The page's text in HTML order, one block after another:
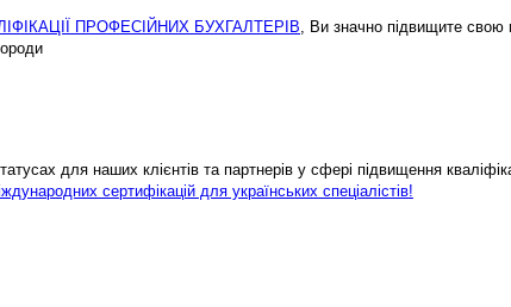
ПРОФЕСІЙНИХ БУХГАЛТЕРІВ, Ви значно підвищите свою
для наших клієнтів та партнерів у сфері підвищення
сертифікацій для українських спеціалістів!